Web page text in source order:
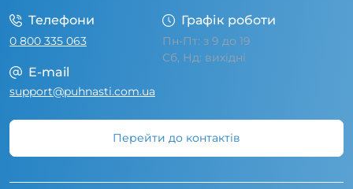
Телефони
0 800 335 063
Графік роботи
Пн-Пт: з 9 до 19
Сб, Нд: вихідні
E-mail
support@puhnasti.com.ua
Перейти до контактів